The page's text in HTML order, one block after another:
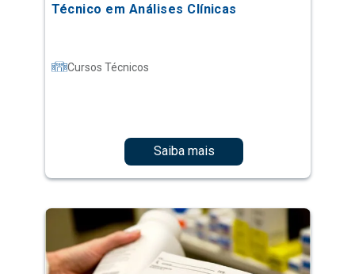
Técnico em Análises Clínicas
Cursos Técnicos
Saiba mais